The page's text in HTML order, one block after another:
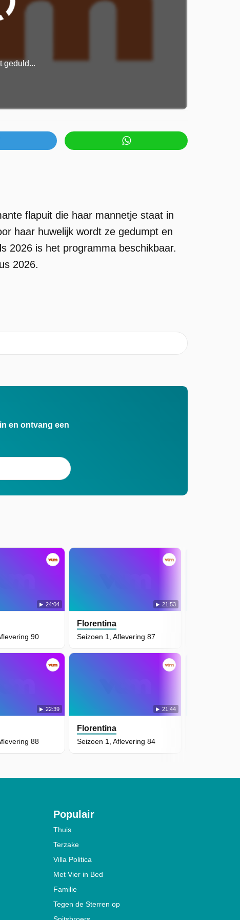
geduld...
flapuit die haar mannetje staat in
haar huwelijk wordt ze gedumpt en
2026 is het programma beschikbaar.
2026.
en ontvang een
24:04
90
22:39
88
21:53
Florentina
Seizoen 1, Aflevering 87
21:44
Florentina
Seizoen 1, Aflevering 84
Populair
Thuis
Terzake
Villa Politica
Met Vier in Bed
Familie
Tegen de Sterren op